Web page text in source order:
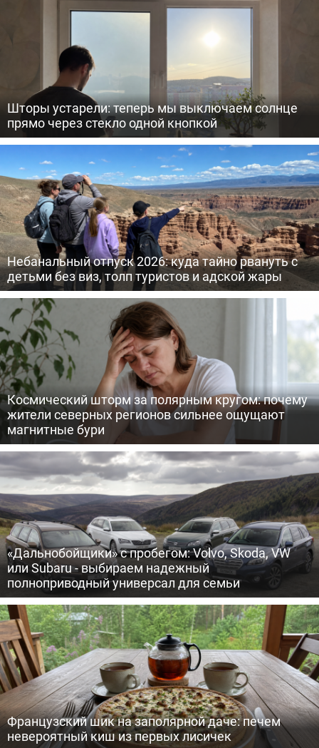
Шторы устарели: теперь мы выключаем солнце
прямо через стекло одной кнопкой
Небанальный отпуск 2026: куда тайно рвануть с
детьми без виз, толп туристов и адской жары
Космический шторм за полярным кругом: почему
жители северных регионов сильнее ощущают
магнитные бури
«Дальнобойщики» с пробегом: Volvo, Skoda, VW
или Subaru - выбираем надежный
полноприводный универсал для семьи
Французский шик на заполярной даче: печем
невероятный киш из первых лисичек